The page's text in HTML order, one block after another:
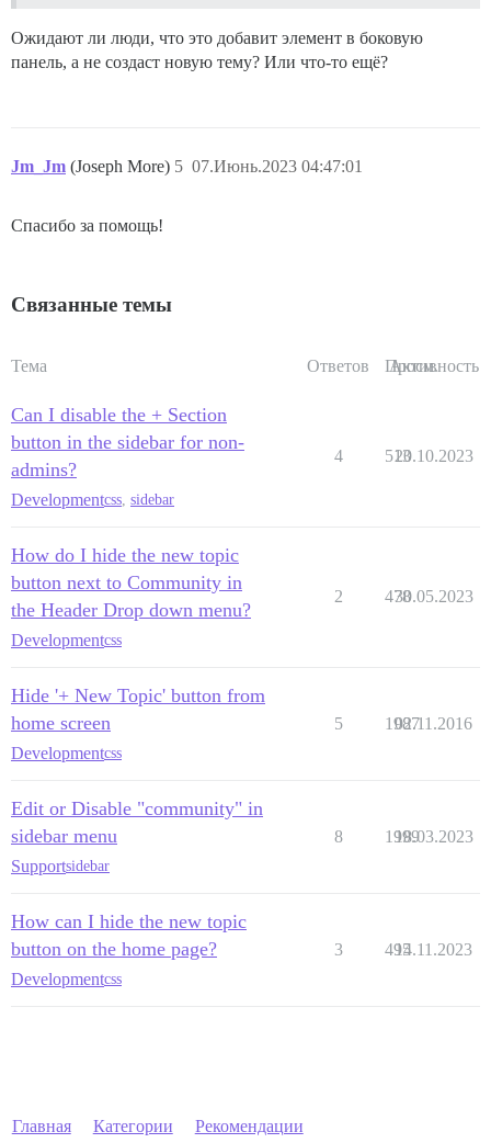
Ожидают ли люди, что это добавит элемент в боковую
панель, а не создаст новую тему? Или что-то ещё?
Jm_Jm (Joseph More) 07.Июнь.2023 04:47:01
5
Спасибо за помощь!
Связанные темы
Тема Ответов Просм.
Активность
Can I disable the + Section
button in the sidebar for non-
admins?
Developmentcss, sidebar
4 513
20.10.2023
How do I hide the new topic
button next to Community in
the Header Drop down menu?
Developmentcss
2 478
30.05.2023
Hide '+ New Topic' button from
home screen
Developmentcss
5 1987
02.11.2016
Edit or Disable "community" in
sidebar menu
Supportsidebar
8 1999
18.03.2023
How can I hide the new topic
button on the home page?
Developmentcss
3 495
14.11.2023
Главная Категории Рекомендации